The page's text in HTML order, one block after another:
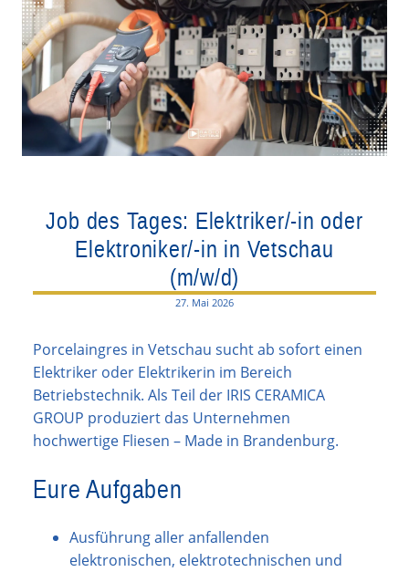
Job des Tages: Elektriker/-in oder
Elektroniker/-in in Vetschau
(m/w/d)
27. Mai 2026
Porcelaingres in Vetschau sucht ab sofort einen
Elektriker oder Elektrikerin im Bereich
Betriebstechnik. Als Teil der IRIS CERAMICA
GROUP produziert das Unternehmen
hochwertige Fliesen – Made in Brandenburg.
Eure Aufgaben
Ausführung aller anfallenden
elektronischen, elektrotechnischen und